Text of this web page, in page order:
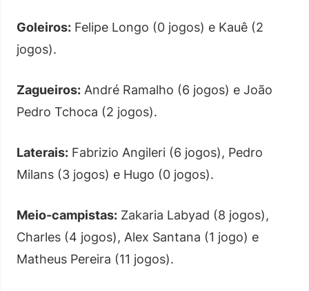
Goleiros: Felipe Longo (0 jogos) e Kauê (2
jogos).
Zagueiros: André Ramalho (6 jogos) e João
Pedro Tchoca (2 jogos).
Laterais: Fabrizio Angileri (6 jogos), Pedro
Milans (3 jogos) e Hugo (0 jogos).
Meio-campistas: Zakaria Labyad (8 jogos),
Charles (4 jogos), Alex Santana (1 jogo) e
Matheus Pereira (11 jogos).